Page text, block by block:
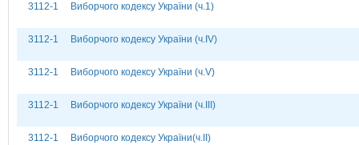
3112-1
Виборчого кодексу України (ч.1)
3112-1 Виборчого кодексу України (ч.ІV)
3112-1 Виборчого кодексу України (ч.V)
3112-1 Виборчого кодексу України (ч.ІІІ)
3112-1 Виборчого кодексу України(ч.ІІ)